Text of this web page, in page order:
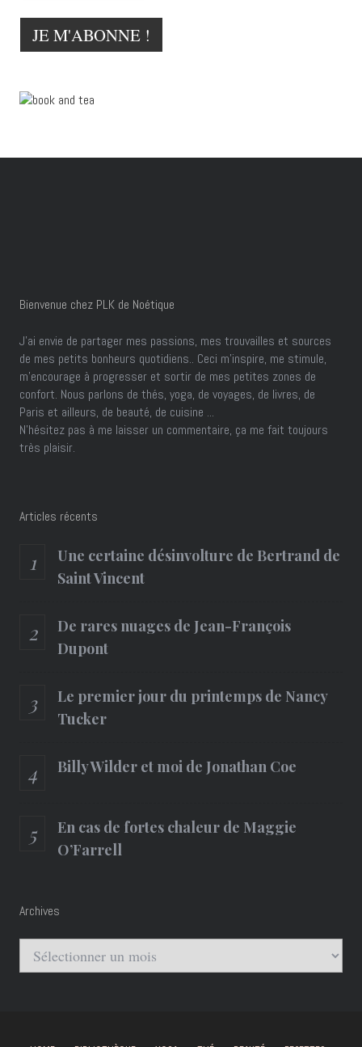
Bienvenue chez PLK de Noétique
J’ai envie de partager mes passions, mes trouvailles et sources
de mes petits bonheurs quotidiens.. Ceci m'inspire, me stimule,
m'encourage à progresser et sortir de mes petites zones de
confort. Nous parlons de thés, yoga, de voyages, de livres, de
Paris et ailleurs, de beauté, de cuisine ...
N'hésitez pas à me laisser un commentaire, ça me fait toujours
très plaisir.
Articles récents
Une certaine désinvolture de Bertrand de
Saint Vincent
De rares nuages de Jean-François
Dupont
Le premier jour du printemps de Nancy
Tucker
Billy Wilder et moi de Jonathan Coe
En cas de fortes chaleur de Maggie
O’Farrell
Archives
Archives